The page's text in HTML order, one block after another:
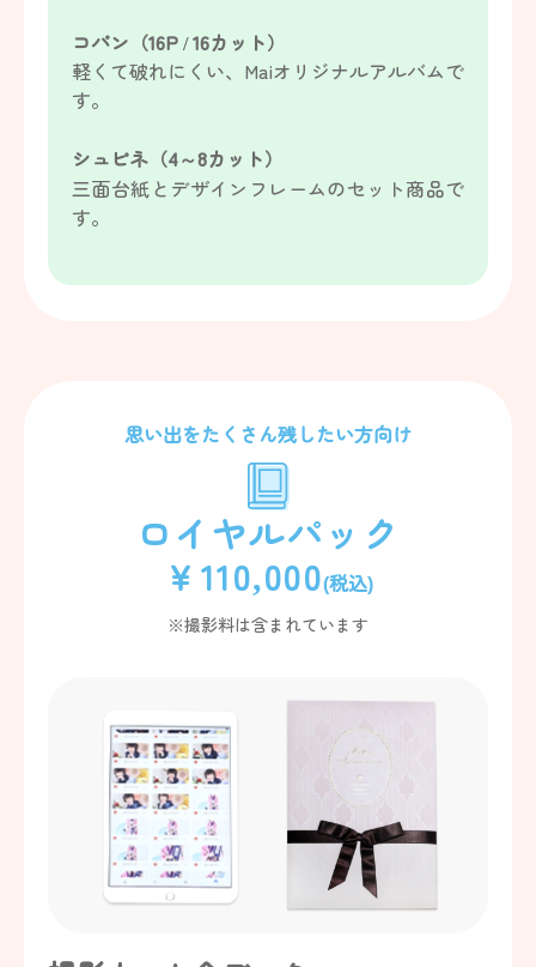
コパン（16P / 16カット）
軽くて破れにくい、Maiオリジナルアルバムで
す。
シュピネ（4～8カット）
三面台紙とデザインフレームのセット商品で
す。
思い出をたくさん残したい方向け
ロイヤルパック
￥110,000(税込)
※撮影料は含まれています